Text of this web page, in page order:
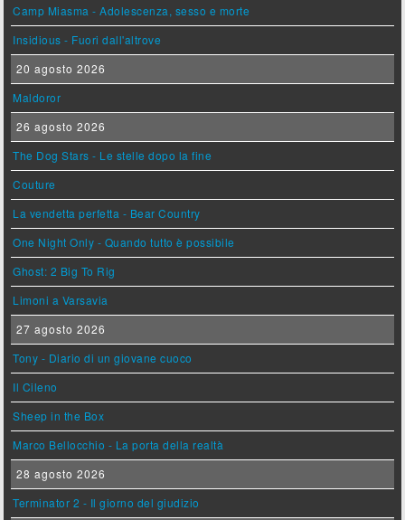
Camp Miasma - Adolescenza, sesso e morte
Insidious - Fuori dall'altrove
20 agosto 2026
Maldoror
26 agosto 2026
The Dog Stars - Le stelle dopo la fine
Couture
La vendetta perfetta - Bear Country
One Night Only - Quando tutto è possibile
Ghost: 2 Big To Rig
Limoni a Varsavia
27 agosto 2026
Tony - Diario di un giovane cuoco
Il Cileno
Sheep in the Box
Marco Bellocchio - La porta della realtà
28 agosto 2026
Terminator 2 - Il giorno del giudizio